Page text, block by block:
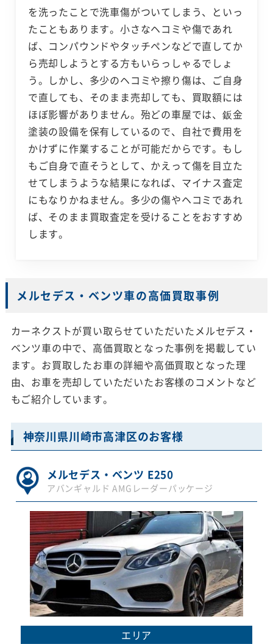
を洗ったことで洗車傷がついてしまう、といっ
たこともあります。小さなヘコミや傷であれ
ば、コンパウンドやタッチペンなどで直してか
ら売却しようとする方もいらっしゃるでしょ
う。しかし、多少のヘコミや擦り傷は、ご自身
で直しても、そのまま売却しても、買取額には
ほぼ影響がありません。殆どの車屋では、鈑金
塗装の設備を保有しているので、自社で費用を
かけずに作業することが可能だからです。もし
もご自身で直そうとして、かえって傷を目立た
せてしまうような結果になれば、マイナス査定
にもなりかねません。多少の傷やヘコミであれ
ば、そのまま買取査定を受けることをおすすめ
します。
メルセデス・ベンツ車の高価買取事例
カーネクストが買い取らせていただいたメルセデス・
ベンツ車の中で、高価買取となった事例を掲載してい
ます。お買取したお車の詳細や高価買取となった理
由、お車を売却していただいたお客様のコメントなど
もご紹介しています。
神奈川県川崎市高津区のお客様
メルセデス・ベンツ E250
アバンギャルド AMGレーダーパッケージ
エリア